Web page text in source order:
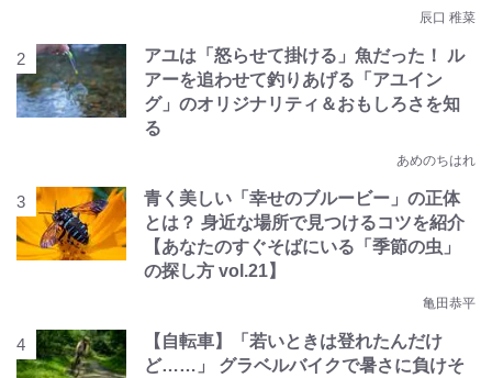
辰口 稚菜
アユは「怒らせて掛ける」魚だった！ ル
アーを追わせて釣りあげる「アユイン
グ」のオリジナリティ＆おもしろさを知
る
あめのちはれ
青く美しい「幸せのブルービー」の正体
とは？ 身近な場所で見つけるコツを紹介
【あなたのすぐそばにいる「季節の虫」
の探し方 vol.21】
亀田恭平
【自転車】「若いときは登れたんだけ
ど……」 グラベルバイクで暑さに負けそ